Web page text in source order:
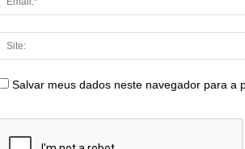
Salvar meus dados neste navegador para a